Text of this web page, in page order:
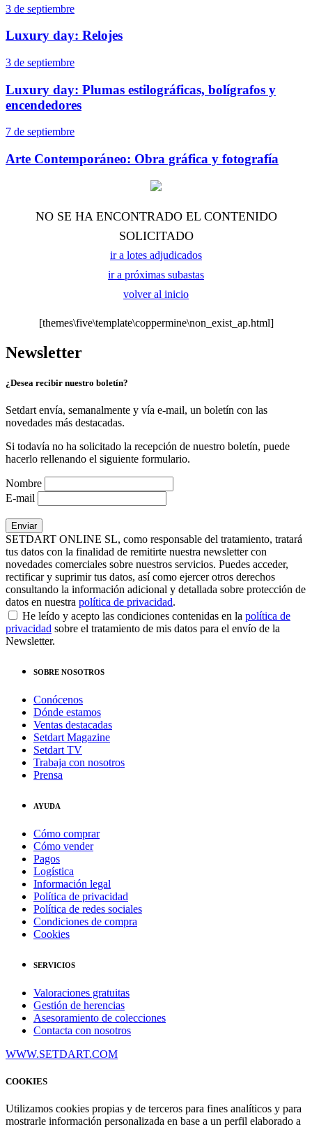
3 de septiembre
Luxury day: Relojes
3 de septiembre
Luxury day: Plumas estilográficas, bolígrafos y
encendedores
7 de septiembre
Arte Contemporáneo: Obra gráfica y fotografía
NO SE HA ENCONTRADO EL CONTENIDO
SOLICITADO
ir a lotes adjudicados
ir a próximas subastas
volver al inicio
[themes\five\template\coppermine\non_exist_ap.html]
Newsletter
¿Desea recibir nuestro boletín?
Setdart envía, semanalmente y vía e-mail, un boletín con las
novedades más destacadas.
Si todavía no ha solicitado la recepción de nuestro boletín, puede
hacerlo rellenando el siguiente formulario.
Nombre
E-mail
SETDART ONLINE SL, como responsable del tratamiento, tratará
tus datos con la finalidad de remitirte nuestra newsletter con
novedades comerciales sobre nuestros servicios. Puedes acceder,
rectificar y suprimir tus datos, así como ejercer otros derechos
consultando la información adicional y detallada sobre protección de
datos en nuestra política de privacidad.
He leído y acepto las condiciones contenidas en la política de
privacidad sobre el tratamiento de mis datos para el envío de la
Newsletter.
SOBRE NOSOTROS
Conócenos
Dónde estamos
Ventas destacadas
Setdart Magazine
Setdart TV
Trabaja con nosotros
Prensa
AYUDA
Cómo comprar
Cómo vender
Pagos
Logística
Información legal
Política de privacidad
Política de redes sociales
Condiciones de compra
Cookies
SERVICIOS
Valoraciones gratuitas
Gestión de herencias
Asesoramiento de colecciones
Contacta con nosotros
WWW.SETDART.COM
COOKIES
Utilizamos cookies propias y de terceros para fines analíticos y para
mostrarle información personalizada en base a un perfil elaborado a